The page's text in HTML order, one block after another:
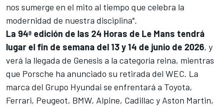
nos sumerge en el mito al tiempo que celebra la
modernidad de nuestra disciplina".
La 94ª edición de las 24 Horas de Le Mans tendrá
lugar el fin de semana del 13 y 14 de junio de 2026, y
verá la llegada de Genesis a la categoría reina, mientras
que Porsche ha anunciado su retirada del WEC. La
marca del Grupo Hyundai se enfrentará a Toyota,
Ferrari, Peugeot, BMW, Alpine, Cadillac y Aston Martin,